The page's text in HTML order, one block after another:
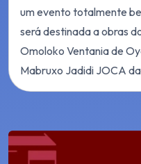
um evento totalmente
será destinada a obras
Omoloko Ventania de
Mabruxo Jadidi JOCA